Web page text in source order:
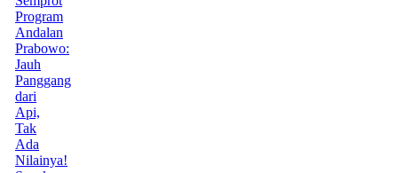
Program
Andalan
Prabowo:
Jauh
Panggang
dari
Api,
Tak
Ada
Nilainya!